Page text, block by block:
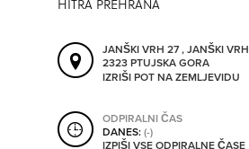
ORODJA
HITRA PREHRANA
JANŠKI VRH 27 , JANŠKI VRH
2323 PTUJSKA GORA
IZRIŠI POT NA ZEMLJEVIDU
ODPIRALNI ČAS
DANES:(-)
IZPIŠI VSE ODPIRALNE ČASE